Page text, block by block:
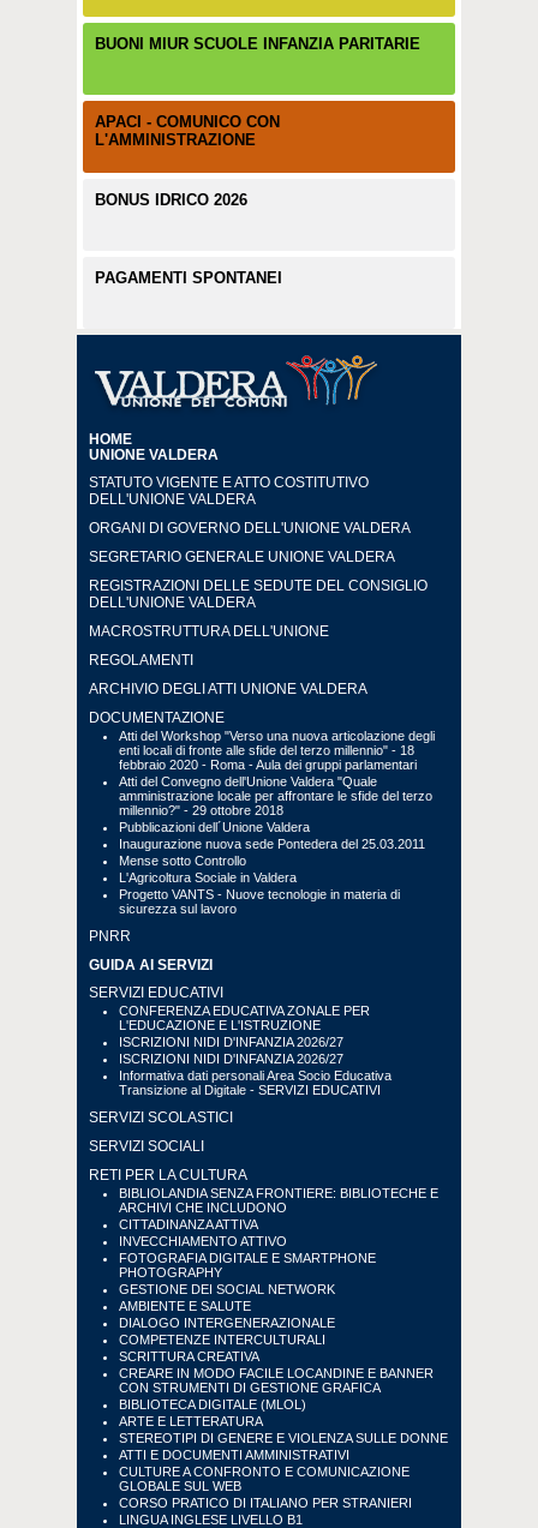
BUONI MIUR SCUOLE INFANZIA PARITARIE
APACI - COMUNICO CON
L'AMMINISTRAZIONE
BONUS IDRICO 2026
PAGAMENTI SPONTANEI
HOME
UNIONE VALDERA
STATUTO VIGENTE E ATTO COSTITUTIVO
DELL'UNIONE VALDERA
ORGANI DI GOVERNO DELL'UNIONE VALDERA
SEGRETARIO GENERALE UNIONE VALDERA
REGISTRAZIONI DELLE SEDUTE DEL CONSIGLIO
DELL'UNIONE VALDERA
MACROSTRUTTURA DELL'UNIONE
REGOLAMENTI
ARCHIVIO DEGLI ATTI UNIONE VALDERA
DOCUMENTAZIONE
Atti del Workshop "Verso una nuova articolazione degli
enti locali di fronte alle sfide del terzo millennio" - 18
febbraio 2020 - Roma - Aula dei gruppi parlamentari
Atti del Convegno dell'Unione Valdera "Quale
amministrazione locale per affrontare le sfide del terzo
millennio?" - 29 ottobre 2018
Pubblicazioni dell´Unione Valdera
Inaugurazione nuova sede Pontedera del 25.03.2011
Mense sotto Controllo
L'Agricoltura Sociale in Valdera
Progetto VANTS - Nuove tecnologie in materia di
sicurezza sul lavoro
PNRR
GUIDA AI SERVIZI
SERVIZI EDUCATIVI
CONFERENZA EDUCATIVA ZONALE PER
L'EDUCAZIONE E L'ISTRUZIONE
ISCRIZIONI NIDI D'INFANZIA 2026/27
ISCRIZIONI NIDI D'INFANZIA 2026/27
Informativa dati personali Area Socio Educativa
Transizione al Digitale - SERVIZI EDUCATIVI
SERVIZI SCOLASTICI
SERVIZI SOCIALI
RETI PER LA CULTURA
BIBLIOLANDIA SENZA FRONTIERE: BIBLIOTECHE E
ARCHIVI CHE INCLUDONO
CITTADINANZA ATTIVA
INVECCHIAMENTO ATTIVO
FOTOGRAFIA DIGITALE E SMARTPHONE
PHOTOGRAPHY
GESTIONE DEI SOCIAL NETWORK
AMBIENTE E SALUTE
DIALOGO INTERGENERAZIONALE
COMPETENZE INTERCULTURALI
SCRITTURA CREATIVA
CREARE IN MODO FACILE LOCANDINE E BANNER
CON STRUMENTI DI GESTIONE GRAFICA
BIBLIOTECA DIGITALE (MLOL)
ARTE E LETTERATURA
STEREOTIPI DI GENERE E VIOLENZA SULLE DONNE
ATTI E DOCUMENTI AMMINISTRATIVI
CULTURE A CONFRONTO E COMUNICAZIONE
GLOBALE SUL WEB
CORSO PRATICO DI ITALIANO PER STRANIERI
LINGUA INGLESE LIVELLO B1